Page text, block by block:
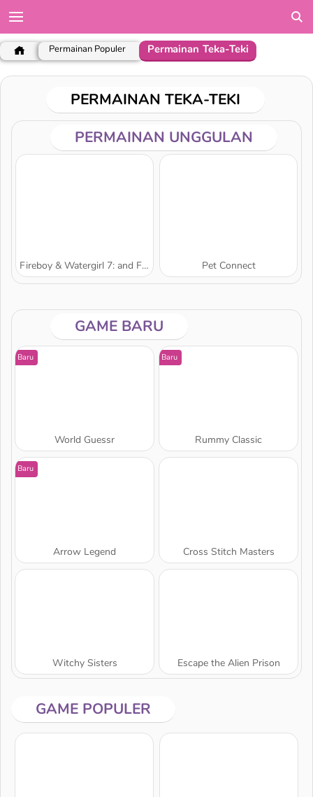
Permainan Populer Permainan Teka-Teki
PERMAINAN TEKA-TEKI
PERMAINAN UNGGULAN
Fireboy & Watergirl 7: and Friends Pet Connect
GAME BARU
Baru
World Guessr
Baru
Rummy Classic
Baru
Arrow Legend Cross Stitch Masters
Witchy Sisters Escape the Alien Prison
GAME POPULER